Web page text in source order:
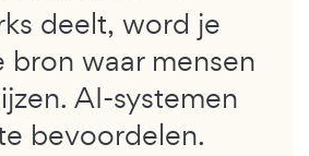
deelt, word je
bron waar mensen
AI-systemen
bevoordelen.